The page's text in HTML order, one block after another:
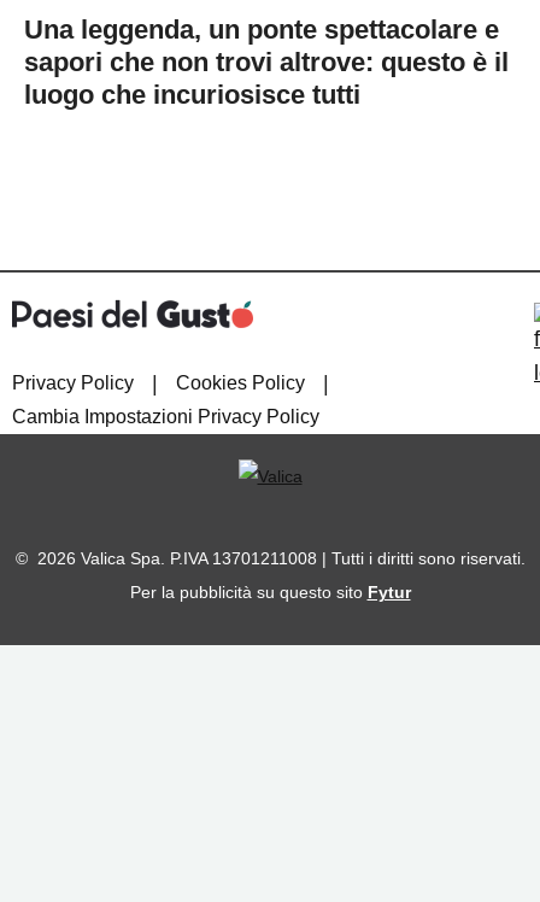
Una leggenda, un ponte spettacolare e
sapori che non trovi altrove: questo è il
luogo che incuriosisce tutti
Privacy Policy Cookies Policy
Cambia Impostazioni Privacy Policy
© 2026 Valica Spa. P.IVA 13701211008 | Tutti i diritti sono riservati.
Per la pubblicità su questo sito Fytur